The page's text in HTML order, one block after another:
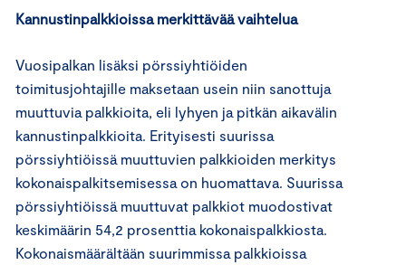
Kannustinpalkkioissa merkittävää vaihtelua
Vuosipalkan lisäksi pörssiyhtiöiden
toimitusjohtajille maksetaan usein niin sanottuja
muuttuvia palkkioita, eli lyhyen ja pitkän aikavälin
kannustinpalkkioita. Erityisesti suurissa
pörssiyhtiöissä muuttuvien palkkioiden merkitys
kokonaispalkitsemisessa on huomattava. Suurissa
pörssiyhtiöissä muuttuvat palkkiot muodostivat
keskimäärin 54,2 prosenttia kokonaispalkkiosta.
Kokonaismäärältään suurimmissa palkkioissa